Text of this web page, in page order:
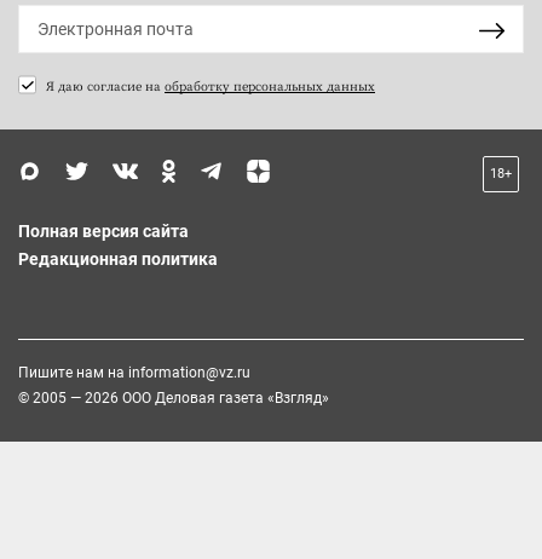
Я даю согласие на обработку персональных данных
18+
Полная версия сайта
Редакционная политика
Пишите нам на information@vz.ru
© 2005 — 2026 ООО Деловая газета «Взгляд»